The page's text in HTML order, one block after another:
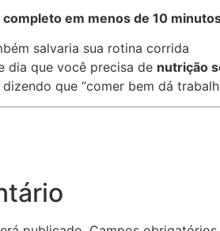
completo em menos de 10
salvaria sua rotina corrida
dia que você precisa de nutrição
que “comer bem dá